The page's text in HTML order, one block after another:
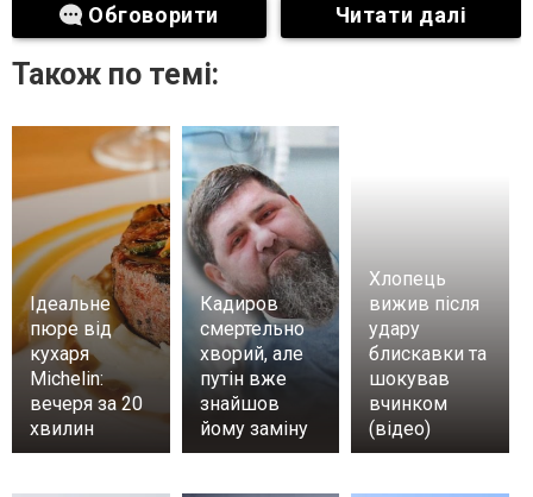
Обговорити Читати далі
Також по темі:
Ідеальне
пюре від
кухаря
Michelin:
вечеря за 20
хвилин
Кадиров
смертельно
хворий, але
путін вже
знайшов
йому заміну
Хлопець
вижив після
удару
блискавки та
шокував
вчинком
(відео)